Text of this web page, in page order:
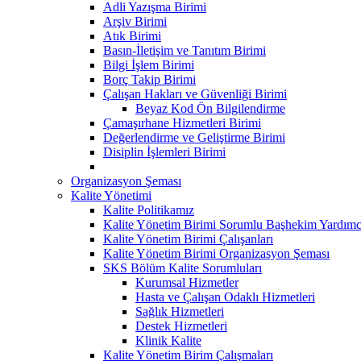
Adli Yazışma Birimi
Arşiv Birimi
Atık Birimi
Basın-İletişim ve Tanıtım Birimi
Bilgi İşlem Birimi
Borç Takip Birimi
Çalışan Hakları ve Güvenliği Birimi
Beyaz Kod Ön Bilgilendirme
Çamaşırhane Hizmetleri Birimi
Değerlendirme ve Geliştirme Birimi
Disiplin İşlemleri Birimi
Organizasyon Şeması
Kalite Yönetimi
Kalite Politikamız
Kalite Yönetim Birimi Sorumlu Başhekim
Kalite Yönetim Birimi Çalışanları
Kalite Yönetim Birimi Organizasyon Şeması
SKS Bölüm Kalite Sorumluları
Kurumsal Hizmetler
Hasta ve Çalışan Odaklı Hizmetleri
Sağlık Hizmetleri
Destek Hizmetleri
Klinik Kalite
Kalite Yönetim Birim Çalışmaları